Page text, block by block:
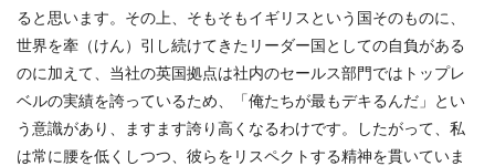
ると思います。その上、そもそもイギリスという国そのものに、
世界を牽（けん）引し続けてきたリーダー国としての自負がある
のに加えて、当社の英国拠点は社内のセールス部門ではトップレ
ベルの実績を誇っているため、「俺たちが最もデキるんだ」とい
う意識があり、ますます誇り高くなるわけです。したがって、私
は常に腰を低くしつつ、彼らをリスペクトする精神を貫いていま